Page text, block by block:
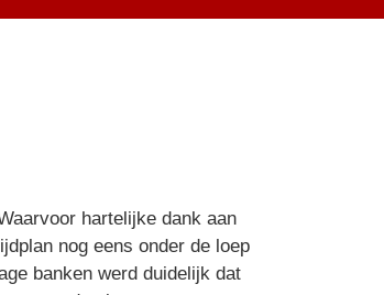
hartelijke dank aan
nog eens onder de loep
banken werd duidelijk dat